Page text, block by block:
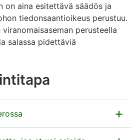
on aina esitettävä säädös ja
tiedonsaantioikeus perustuu.
perusteella
salassa pidettäviä